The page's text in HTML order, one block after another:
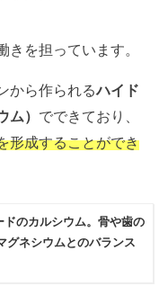
きを担っています。
から作られるハイド
ム） でできており、
形成することができ
ドのカルシウム。骨や歯の
グネシウムとのバランス